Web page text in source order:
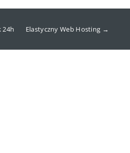
24h Elastyczny Web Hosting →